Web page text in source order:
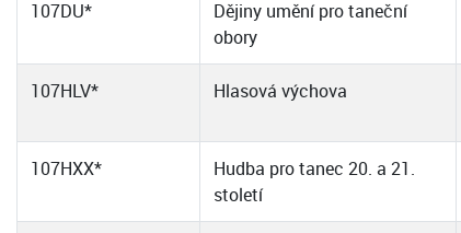
107DU*
Dějiny umění pro taneční
obory
107HLV* Hlasová výchova
107HXX*
Hudba pro tanec 20. a 21.
století